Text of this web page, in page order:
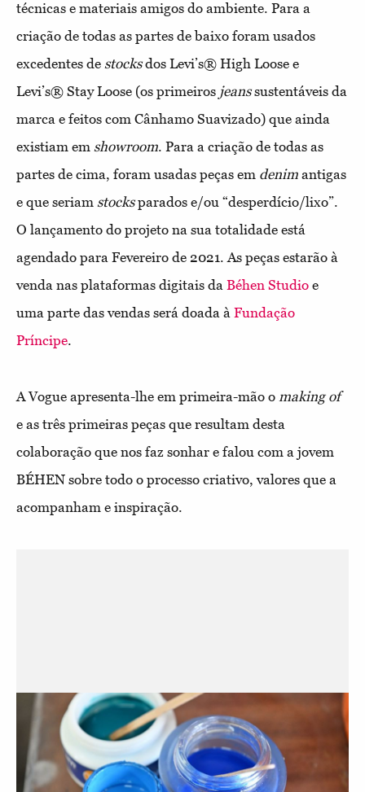
técnicas e materiais amigos do ambiente. Para a
criação de todas as partes de baixo foram usados
excedentes de stocksdos Levi’s® High Loose e
Levi’s® Stay Loose (os primeiros jeanssustentáveis da
marca e feitos com Cânhamo Suavizado) que ainda
existiam em showroom. Para a criação de todas as
partes de cima, foram usadas peças em denim antigas
e que seriam stocksparados e/ou “desperdício/lixo”.
O lançamento do projeto na sua totalidade está
agendado para Fevereiro de 2021. As peças estarão à
venda nas plataformas digitais da Béhen Studio e
uma parte das vendas será doada à Fundação
Príncipe.
A Vogue apresenta-lhe em primeira-mão o making of
e as três primeiras peças que resultam desta
colaboração que nos faz sonhar e falou com a jovem
BÉHEN sobre todo o processo criativo, valores que a
acompanham e inspiração.